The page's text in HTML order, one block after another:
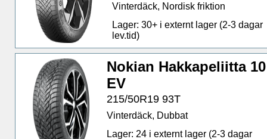
Vinterdäck, Nordisk friktion
Lager: 30+ i externt lager (2-3 dagar
lev.tid)
Nokian Hakkapeliitta 10
EV
215/50R19 93T
Vinterdäck, Dubbat
Lager: 24 i externt lager (2-3 dagar